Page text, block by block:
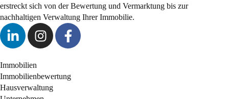
erstreckt sich von der Bewertung und Vermarktung bis zur
nachhaltigen Verwaltung Ihrer Immobilie.
Immobilien
Immobilienbewertung
Hausverwaltung